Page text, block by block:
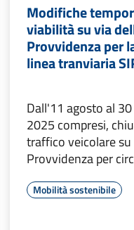
Modifiche
viabilità su via
Provvidenza per
linea tranviaria
Dall'11 agosto al
2025 compresi,
traffico veicolare
Provvidenza per
Mobilità sostenibile